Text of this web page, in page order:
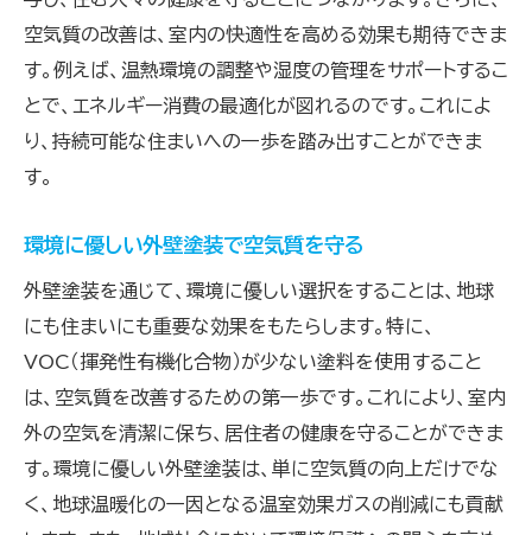
空気質の改善は、室内の快適性を高める効果も期待できま
す。例えば、温熱環境の調整や湿度の管理をサポートするこ
とで、エネルギー消費の最適化が図れるのです。これによ
り、持続可能な住まいへの一歩を踏み出すことができま
す。
環境に優しい外壁塗装で空気質を守る
外壁塗装を通じて、環境に優しい選択をすることは、地球
にも住まいにも重要な効果をもたらします。特に、
VOC（揮発性有機化合物）が少ない塗料を使用すること
は、空気質を改善するための第一歩です。これにより、室内
外の空気を清潔に保ち、居住者の健康を守ることができま
す。環境に優しい外壁塗装は、単に空気質の向上だけでな
く、地球温暖化の一因となる温室効果ガスの削減にも貢献